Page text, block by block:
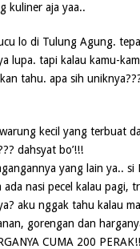
kuliner aja yaa..
lo di Tulung Agung.
lupa. tapi kalau kamu-
tahu. apa sih
kecil yang terbuat
dahsyat bo’!!!
yang lain ya..
nasi pecel kalau pagi,
aku nggak tahu kalau
gorengan dan
CUMA 200